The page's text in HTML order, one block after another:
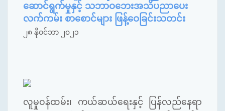
ဆောင်ရွက်မှုနှင့် သဘာဝဘေးအသိပညာပေး
လက်ကမ်း စာစောင်များ ဖြန့်ဝေခြင်းသတင်း
၂၈ နိုဝင်ဘာ ၂၀၂၁
လူမှုဝန်ထမ်း၊ ကယ်ဆယ်ရေးနှင့် ပြန်လည်​နေရာ